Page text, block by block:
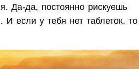
Да-да, постоянно рискуешь
И если у тебя нет таблеток, то